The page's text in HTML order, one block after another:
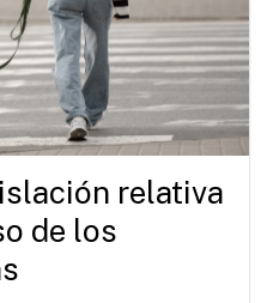
relativa
de los